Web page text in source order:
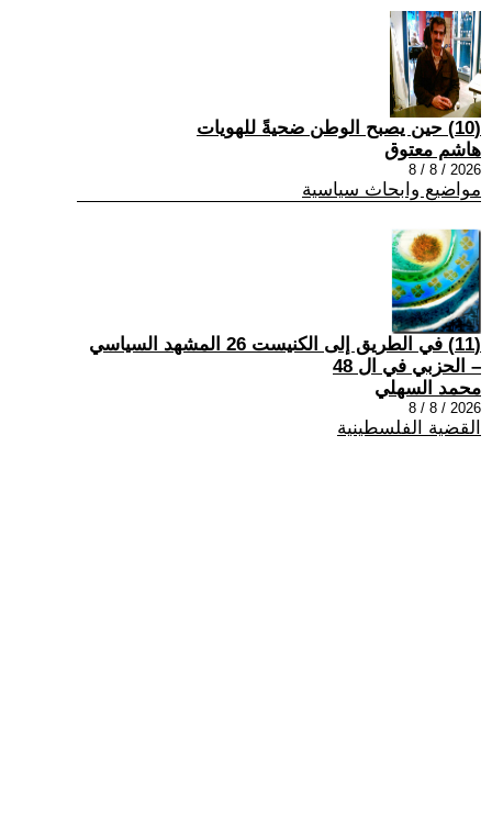
(10) حين يصبح الوطن ضحيةً للهويات
هاشم معتوق
2026 / 8 / 8
مواضيع وابحاث سياسية
(11) في الطريق إلى الكنيست 26 المشهد السياسي
– الحزبي في ال 48
محمد السهلي
2026 / 8 / 8
القضية الفلسطينية